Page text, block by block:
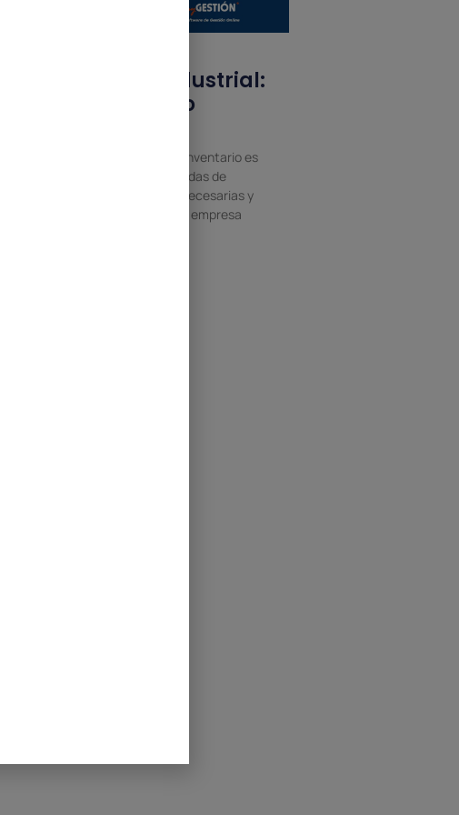
Inventario industrial:
qué es y cómo
Una gestión precisa del inventario es
esencial para evitar paradas de
producción, compras innecesarias y
excesos de stock en una empresa